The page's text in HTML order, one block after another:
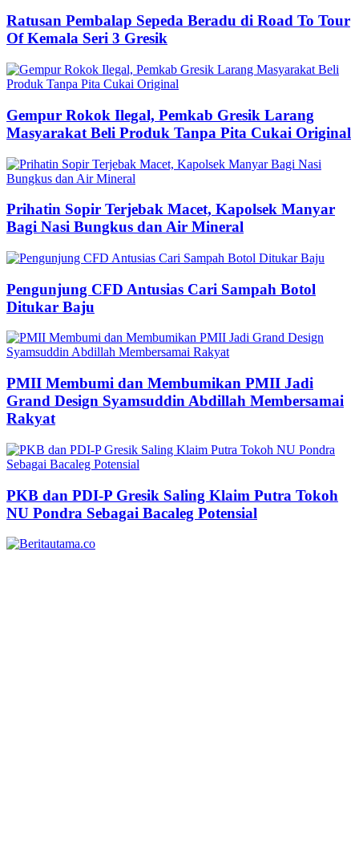
Ratusan Pembalap Sepeda Beradu di Road To Tour
Of Kemala Seri 3 Gresik
Gempur Rokok Ilegal, Pemkab Gresik Larang
Masyarakat Beli Produk Tanpa Pita Cukai Original
Prihatin Sopir Terjebak Macet, Kapolsek Manyar
Bagi Nasi Bungkus dan Air Mineral
Pengunjung CFD Antusias Cari Sampah Botol
Ditukar Baju
PMII Membumi dan Membumikan PMII Jadi
Grand Design Syamsuddin Abdillah Membersamai
Rakyat
PKB dan PDI-P Gresik Saling Klaim Putra Tokoh
NU Pondra Sebagai Bacaleg Potensial